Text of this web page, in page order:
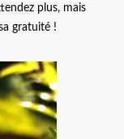
plus, mais
gratuité !